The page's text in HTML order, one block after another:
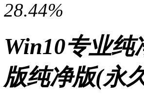
28.44%
Win10专业纯
版纯净版(永